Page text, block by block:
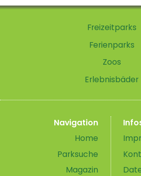
Freizeitparks
Ferienparks
Zoos
Erlebnisbäder
Navigation
Home
Parksuche
Magazin